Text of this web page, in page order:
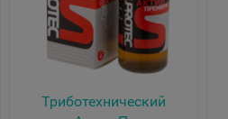
Триботехнический